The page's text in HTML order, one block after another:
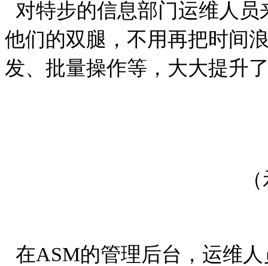
对特步的信息部门运维人
他们的双腿，不用再把时间
发、批量操作等，大大提升
在ASM的管理后台，运维